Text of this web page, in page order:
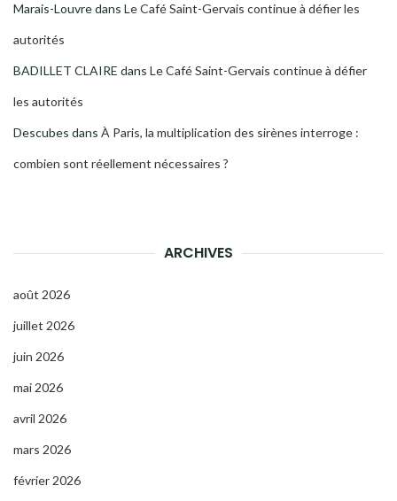
Marais-Louvredans Le Café Saint-Gervais continue à défier les
autorités
BADILLET CLAIRE dans Le Café Saint-Gervais continue à défier
les autorités
Descubes dans À Paris, la multiplication des sirènes interroge :
combien sont réellement nécessaires ?
ARCHIVES
août 2026
juillet 2026
juin 2026
mai 2026
avril 2026
mars 2026
février 2026